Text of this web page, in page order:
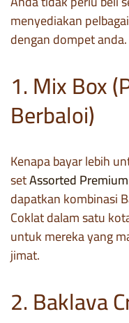
menyediakan
dengan dompet anda.
1. Mix Box
Berbaloi)
Kenapa bayar lebih
setAssorted
dapatkan kombinasi
Coklat dalam satu
untuk mereka yang
jimat.
2. Baklava